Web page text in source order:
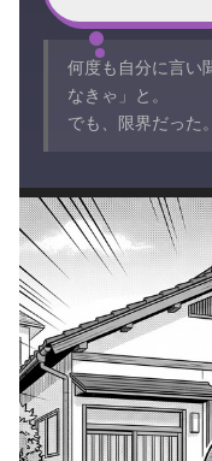
何度も自分に言い
なきゃ」と。
でも、限界だった。
第2話｜離婚を決意。